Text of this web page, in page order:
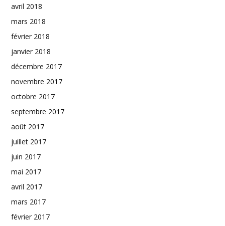
avril 2018
mars 2018
février 2018
janvier 2018
décembre 2017
novembre 2017
octobre 2017
septembre 2017
août 2017
juillet 2017
juin 2017
mai 2017
avril 2017
mars 2017
février 2017